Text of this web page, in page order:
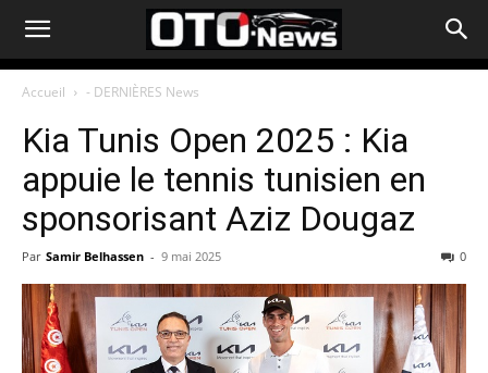
Accueil - DERNIÈRES News
Kia Tunis Open 2025 : Kia
appuie le tennis tunisien en
sponsorisant Aziz Dougaz
Par Samir Belhassen - 9 mai 2025 0